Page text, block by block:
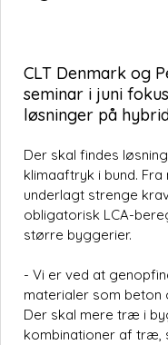
CLT Denmark og
seminar i juni
løsninger på
Der skal findes
klimaaftryk i bund.
underlagt strenge
obligatorisk LCA-
større byggerier.
- Vi er ved at
materialer som
Der skal mere træ i
kombinationer af træ,